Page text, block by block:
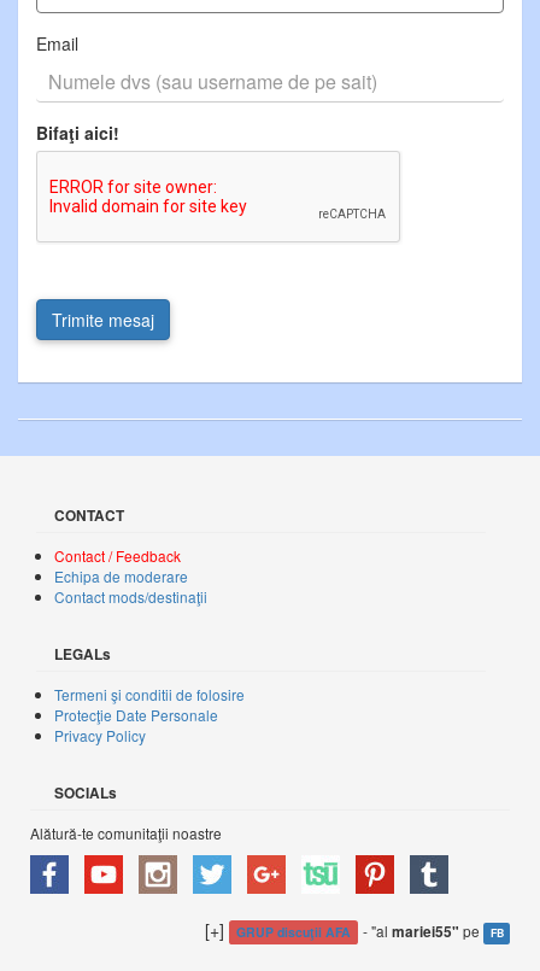
Email
Bifaţi aici!
Trimite mesaj
CONTACT
Contact / Feedback
Echipa de moderare
Contact mods/destinaţii
LEGALs
Termeni şi conditii de folosire
Protecţie Date Personale
Privacy Policy
SOCIALs
Alătură-te comunitaţii noastre
[+] GRUP discuţii AFA - "almariei55" pe FB